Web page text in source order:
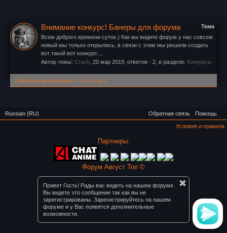
Привет Гость! Рады вас видеть на нашем форуме.
Вы видете это сообщение так как вы не
зарегистрированы. Зарегистрируйтесь на нашем
форуме и у Вас появятся дополнительные
возможности.
Тема
Внимание конкурс! Банеры для форума
Всем доброго времени суток.) Как вы видите форум у нас совсем
новый мы только открылись, в связи с этим мы решили создать
вот такой вот конкурс:...
Автор темы: Crash 20 мар 2019 , ответов - 2, в разделе: Конкурсы
Показано результатов: с 1 по 1 из 1.
Russian (RU) Обратная связь Помощь
Условия и правила
Партнеры:
Форум Август Топ ©